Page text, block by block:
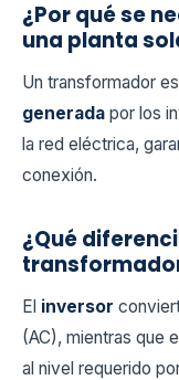
¿Por qué se
una planta
Un transformador
generada por los
la red eléctrica,
conexión.
¿Qué
El inversor
(AC), mientras que
al nivel requerido